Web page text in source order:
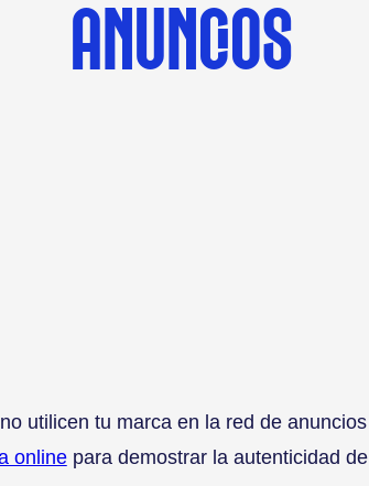
ANUNCIOS
utilicen tu marca en la red de anuncios
onlinepara demostrar la autenticidad de